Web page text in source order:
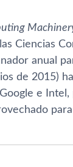
Ciencias
anual
de 2015)
e Intel,